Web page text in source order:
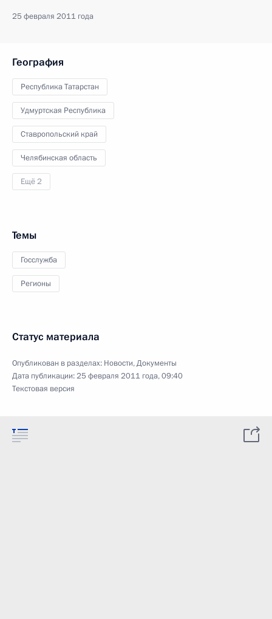
25 февраля 2011 года
География
Республика Татарстан
Удмуртская Республика
Ставропольский край
Челябинская область
Ещё 2
Темы
Госслужба
Регионы
Статус материала
Опубликован в разделах: Новости,Документы
Дата публикации:25 февраля 2011 года, 09:40
Текстовая версия